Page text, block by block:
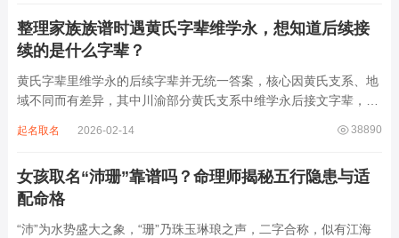
整理家族族谱时遇黄氏字辈维学永，想知道后续接
续的是什么字辈？
黄氏字辈里维学永的后续字辈并无统一答案，核心因黄氏支系、地
域不同而有差异，其中川渝部分黄氏支系中维学永后接文字辈，完
某支系的续修字辈，在安岳、岳池一带的黄氏族谱里能明确查到，
38890
起名取名 2026-02-14
女孩取名“沛珊”靠谱吗？命理师揭秘五行隐患与适
配命格
“沛”为水势盛大之象，“珊”乃珠玉琳琅之声，二字合称，似有江海